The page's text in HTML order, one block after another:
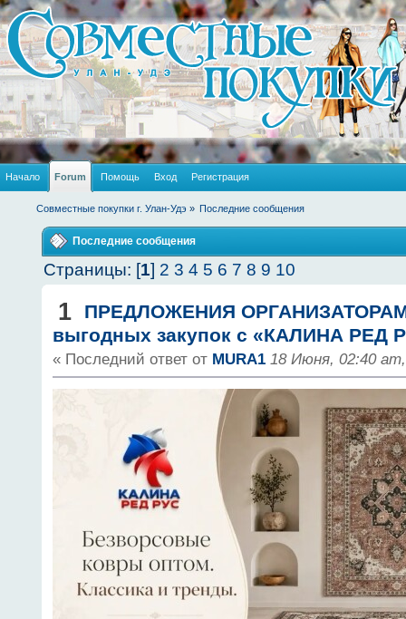
Начало Forum Помощь Вход Регистрация
Совместные покупки г. Улан-Удэ » Последние сообщения
Последние сообщения
Страницы: [1] 2 3 4 5 6 7 8 9 10
1
ПРЕДЛОЖЕНИЯ
выгодных закупок с «КАЛИНА РЕД
« Последний ответ от MURA1 18 Июня, 02:40